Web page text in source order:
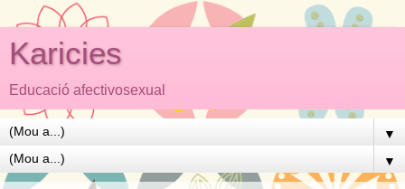
Karicies
Educació afectivosexual
▼
▼